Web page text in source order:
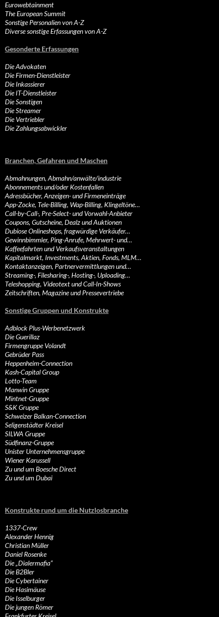
Eurowebtainment
The European Summit
Sonstige Personalien von A-Z
Diverse sonstige Erfassungen von A-Z
Gesonderte Erfassungen
Die Advokaten
Die Firmen-Dienstleister
Die Inkassierer
Die IT-Dienstleister
Die Sonstigen
Die Streamer
Die Vertriebler
Die Zahlungsabwickler
Branchen, Gefahren und Maschen
Abmahnungen, Abmahn/anwälte/industrie
Abonnements und/oder Kostenfallen
Adressbücher, Anzeigen- und Firmeneinträge
App-Zocke, Tele-Billing, Wap-Billing, Klingeltöne…
Call-by-Call-, Pre-Select- und Vorwahl-Anbieter
Coupons, Gutscheine, Dealz und Auktionen
Dubiose Onlineshops, fragwürdige Verkäufer…
Gewinnbimmler, Ping-Anrufe, Mehrwert- und…
Kaffeefahrten und Verkaufsveranstaltungen
Kapitalmarkt, Investments, Aktien, Fonds, MLM…
Kontaktanzeigen, Partnervermittlungen und…
Streaming-, Filesharing-, Hosting-, Uploading…
Teleshopping, Videotext und Call-In-Shows
Zeitschriften, Magazine und Pressevertriebe
Sonstige Gruppen und Konstrukte
Adblock Plus-Werbenetzwerk
Die Guerillaz
Firmengruppe Volandt
Gebrüder Pass
Heppenheim-Connection
Kash-Capital Group
Lotto-Team
Manwin Gruppe
Mintnet-Gruppe
S&K Gruppe
Schweizer Balkan-Connection
Seligenstädter Kreisel
SILWA Gruppe
Südfinanz-Gruppe
Unister Unternehmensgruppe
Wiener Karussell
Zu und um Boesche Direct
Zu und um Dubai
Konstrukte rund um die Nutzlosbranche
1337-Crew
Alexander Hennig
Christian Müller
Daniel Rosenke
Die „Dialermafia“
Die B2Bler
Die Cybertainer
Die Hasimäuse
Die Isselburger
Die jungen Römer